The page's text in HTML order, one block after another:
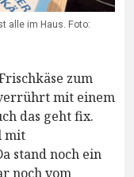
alle im Haus. Foto:
zum
mit einem
das geht fix.
mit
stand noch ein
noch vom